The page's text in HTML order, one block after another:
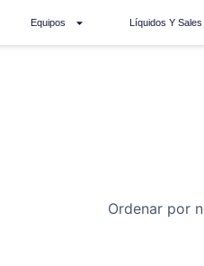
Equipos Líquidos Y Sales